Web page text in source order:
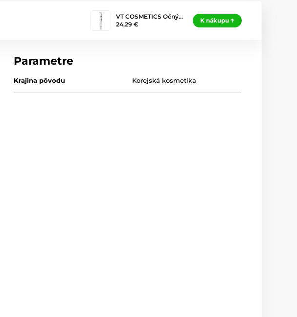
VT COSMETICS Očný…
24,29 €
K nákupu
Parametre
Krajina pôvodu Korejská kosmetika